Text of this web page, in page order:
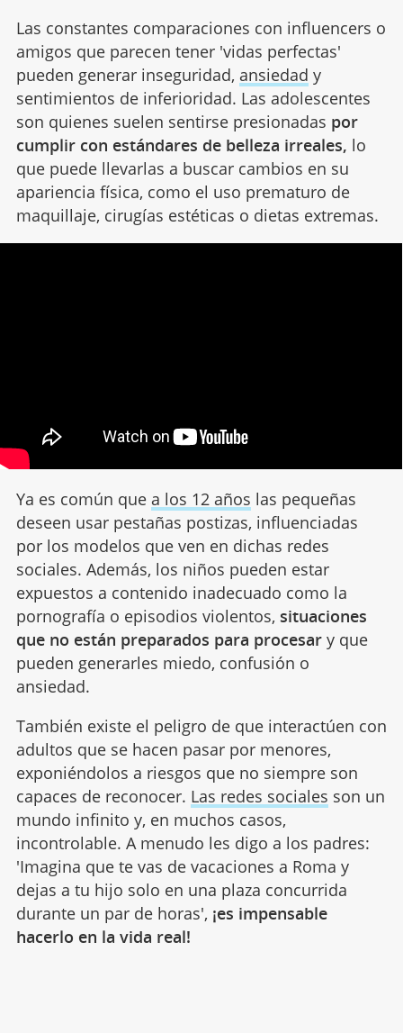
Las constantes comparaciones con influencers o
amigos que parecen tener 'vidas perfectas'
pueden generar inseguridad, ansiedad y
sentimientos de inferioridad. Las adolescentes
son quienes suelen sentirse presionadas por
cumplir con estándares de belleza irreales, lo
que puede llevarlas a buscar cambios en su
apariencia física, como el uso prematuro de
maquillaje, cirugías estéticas o dietas extremas.
Ya es común que a los 12 años las pequeñas
deseen usar pestañas postizas, influenciadas
por los modelos que ven en dichas redes
sociales. Además, los niños pueden estar
expuestos a contenido inadecuado como la
pornografía o episodios violentos, situaciones
que no están preparados para procesary que
pueden generarles miedo, confusión o
ansiedad.
También existe el peligro de que interactúen con
adultos que se hacen pasar por menores,
exponiéndolos a riesgos que no siempre son
capaces de reconocer. Las redes sociales son un
mundo infinito y, en muchos casos,
incontrolable. A menudo les digo a los padres:
'Imagina que te vas de vacaciones a Roma y
dejas a tu hijo solo en una plaza concurrida
durante un par de horas', ¡es impensable
hacerlo en la vida real!